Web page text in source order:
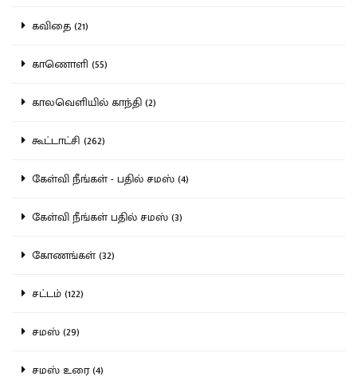
கவிதை (21)
காணொளி (55)
காலவெளியில் காந்தி (2)
கூட்டாட்சி (262)
கேள்வி நீங்கள் - பதில் சமஸ் (4)
கேள்வி நீங்கள் பதில் சமஸ் (3)
கோணங்கள் (32)
சட்டம் (122)
சமஸ் (29)
சமஸ் உரை (4)